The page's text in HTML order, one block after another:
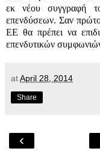
εκ νέου συγγραφή
επενδύσεων. Σαν πρώτο
ΕΕ θα πρέπει να
επενδυτικών
atApril 28, 2014
Share
‹